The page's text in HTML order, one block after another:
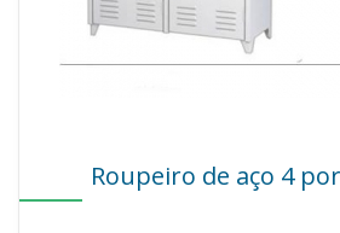
Roupeiro de aço 4